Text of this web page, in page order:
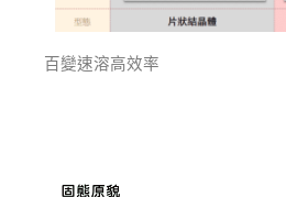
百變速溶高效率